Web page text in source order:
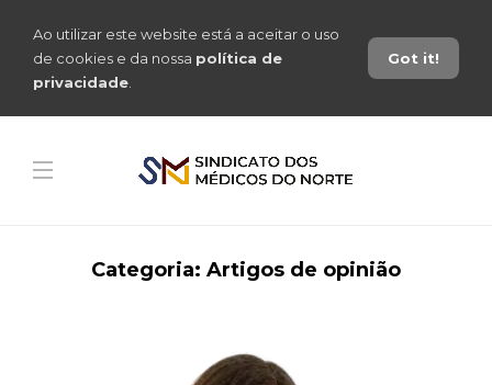
Ao utilizar este website está a aceitar o uso
de cookies e da nossa política de
privacidade
Got it!
Categoria: Artigos de opinião